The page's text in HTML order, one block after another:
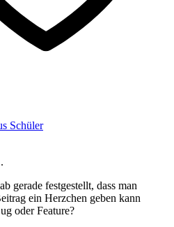
gerade festgestellt, dass man
ein Herzchen geben kann
oder Feature?